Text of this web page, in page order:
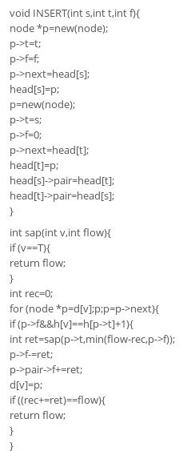
void INSERT(int s,int t,int f){
node *p=new(node);
p->t=t;
p->f=f;
p->next=head[s];
head[s]=p;
p=new(node);
p->t=s;
p->f=0;
p->next=head[t];
head[t]=p;
head[s]->pair=head[t];
head[t]->pair=head[s];
}
int sap(int v,int flow){
if (v==T){
return flow;
}
int rec=0;
for (node *p=d[v];p;p=p->next){
if (p->f&&h[v]==h[p->t]+1){
int ret=sap(p->t,min(flow-rec,p->f));
p->f-=ret;
p->pair->f+=ret;
d[v]=p;
if ((rec+=ret)==flow){
return flow;
}
}